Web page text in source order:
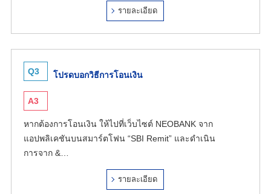
รายละเอียด
Q3 โปรดบอกวิธีการโอนเงิน
A3
หากต้องการโอนเงิน ให้ไปที่เว็บไซต์ NEOBANK จาก
แอปพลิเคชันบนสมาร์ตโฟน “SBI Remit” และดำเนิน
การจาก &…
รายละเอียด